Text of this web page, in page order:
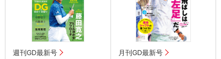
週刊GD最新号 月刊GD最新号